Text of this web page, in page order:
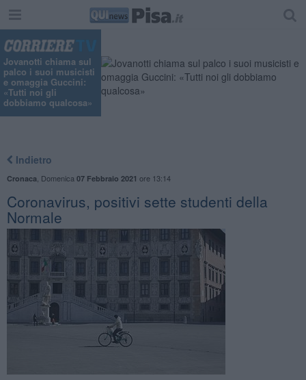
Jovanotti chiama sul
palco i suoi musicisti
e omaggia Guccini:
«Tutti noi gli
dobbiamo qualcosa»
Indietro
Cronaca Domenica 07 Febbraio 2021 ore 13:14
Coronavirus, positivi sette studenti della
Normale